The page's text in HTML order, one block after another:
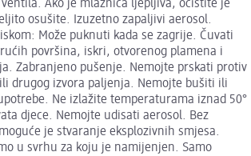
Ako je mlaznica ljepljiva, očistite je
osušite. Izuzetno zapaljivi aerosol.
Može puknuti kada se zagrije. Čuvati
površina, iskri, otvorenog plamena i
Zabranjeno pušenje. Nemojte prskati protiv
drugog izvora paljenja. Nemojte bušiti ili
Ne izlažite temperaturama iznad 50°
djece. Nemojte udisati aerosol. Bez
je stvaranje eksplozivnih smjesa.
u svrhu za koju je namijenjen. Samo